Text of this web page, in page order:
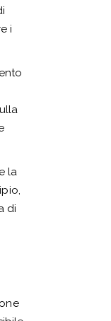
i
la
di